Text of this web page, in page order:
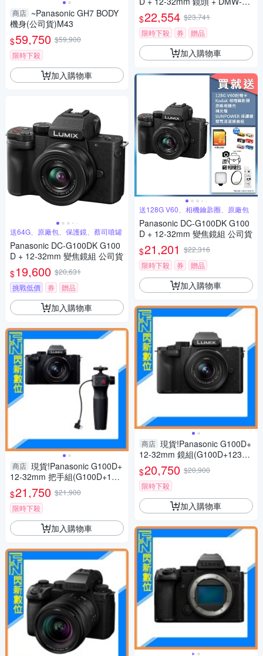
商店 ~Panasonic GH7 BODY
機身(公司貨)M43
$59,750 $59,900
限時下殺
加入購物車
送64G、原廠包、保護鏡、蔡司噴罐
Panasonic DC-G100DK G100
D + 12-32mm 變焦鏡組 公司貨
$19,600 $20,631
挑戰低價
券 贈品
加入購物車
商店 現貨!Panasonic G100D+
12-32mm 把手組(G100D+123
2+SHGR2，公司貨)G100
$21,750 $21,900
限時下殺
加入購物車
GR2 三腳架握把組 公司貨
$22,554 $23,741
限時下殺
券 贈品
加入購物車
送128G V60、相機鑰匙圈、原廠包
Panasonic DC-G100DK G100
D + 12-32mm 變焦鏡組 公司貨
$21,201 $22,316
限時下殺
券 贈品
加入購物車
商店 現貨!Panasonic G100D+
12-32mm 鏡組(G100D+123
2，公司貨)G100
$20,750 $20,900
限時下殺
加入購物車